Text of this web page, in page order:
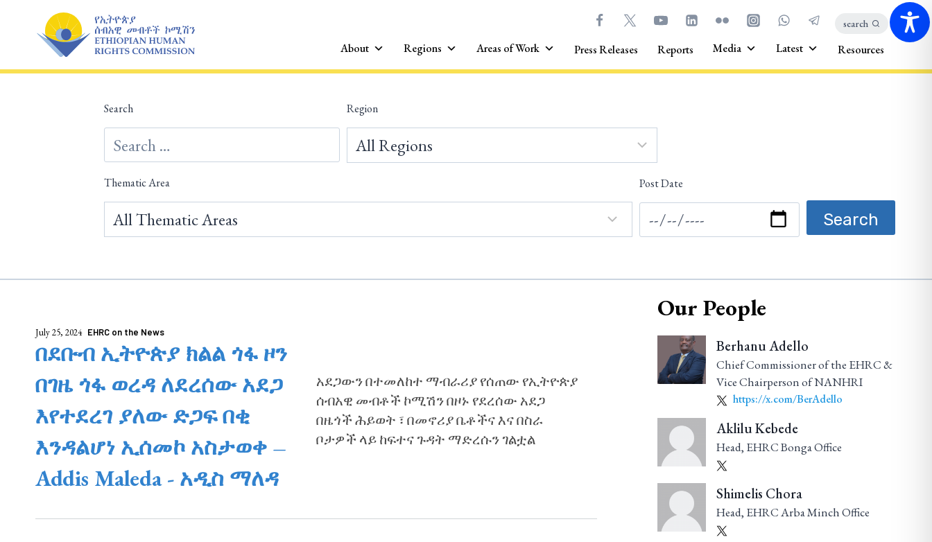
content
search
About Regions Areas of Work Press Releases Reports Media Latest Resources
Search Region
Thematic Area Post Date
July 25, 2024 EHRC on the News
በደቡብ ኢትዮጵያ ክልል ጎፋ ዞን
በገዜ ጎፋ ወረዳ ለደረሰው አደጋ
እየተደረገ ያለው ድጋፍ በቂ
እንዳልሆነ ኢሰመኮ አስታወቀ –
Addis Maleda - አዲስ ማለዳ
አደጋውን በተመለከተ ማብራሪያ የሰጠው የኢትዮጵያ
ሰብአዊ መብቶች ኮሚሽን በዞኑ የደረሰው አደጋ
በዜጎች ሕይወት ፣ በመኖሪያ ቤቶችና እና በስራ
ቦታዎች ላይ ከፍተና ጉዳት ማድረሱን ገልቷል
Our People
Berhanu Adello
Chief Commissioner of the EHRC &
Vice Chairperson of NANHRI
https://x.com/BerAdello
Aklilu Kebede
Head, EHRC Bonga Office
Shimelis Chora
Head, EHRC Arba Minch Office